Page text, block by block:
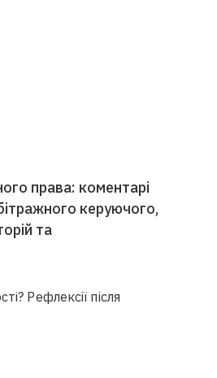
права: коментарі
керуючого,
та
Рефлексії після